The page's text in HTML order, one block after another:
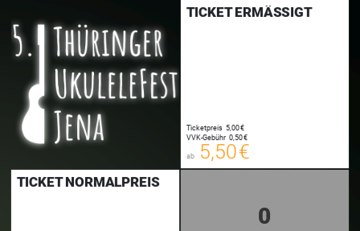
TICKET ERMÄSSIGT
Ticketpreis 5,00 €
VVK-Gebühr 0,50 €
ab 5,50 €
00
TICKET NORMALPREIS
0